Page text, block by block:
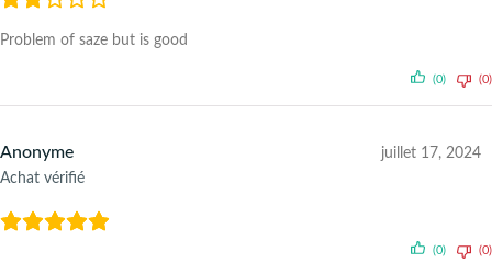
Problem of saze but is good
(0) (0)
Anonyme
Achat vérifié
juillet 17, 2024
(0) (0)